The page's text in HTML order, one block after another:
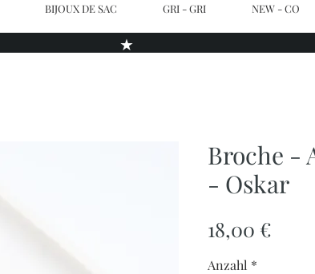
BIJOUX DE SAC GRI - GRI NEW - CO
Broche -
- Oskar
18,00 €
Anzahl *
★